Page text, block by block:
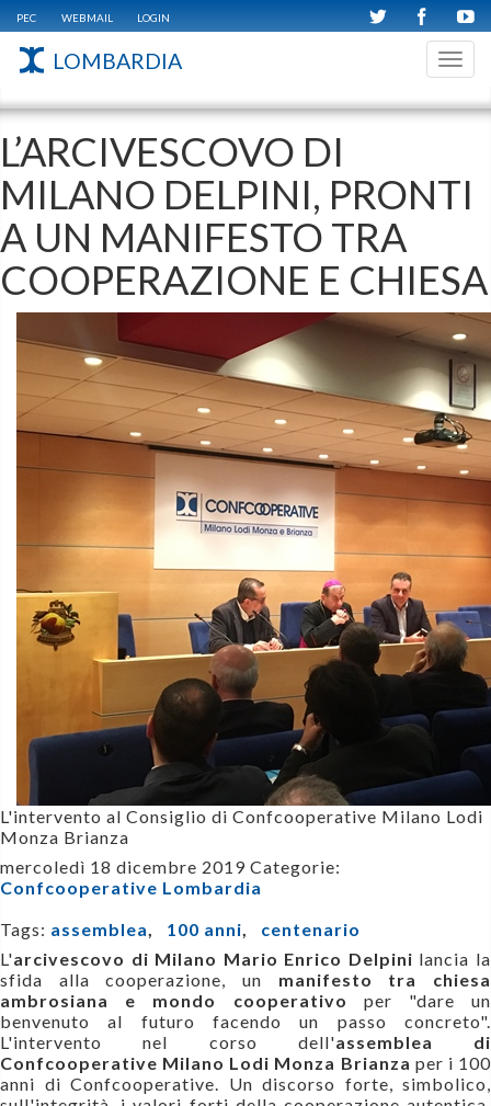
PEC WEBMAIL LOGIN
LOMBARDIA
L’ARCIVESCOVO DI
MILANO DELPINI, PRONTI
A UN MANIFESTO TRA
COOPERAZIONE E CHIESA
L'intervento al Consiglio di Confcooperative Milano Lodi
Monza Brianza
mercoledì 18 dicembre 2019 Categorie:
Confcooperative Lombardia
Tags: assemblea, 100 anni, centenario
L'arcivescovo di Milano Mario Enrico Delpini lancia la
sfida alla cooperazione, un manifesto tra chiesa
ambrosiana e mondo cooperativo per "dare un
benvenuto al futuro facendo un passo concreto".
L'intervento nel corso dell'assemblea di
Confcooperative Milano Lodi Monza Brianza per i 100
anni di Confcooperative. Un discorso forte, simbolico,